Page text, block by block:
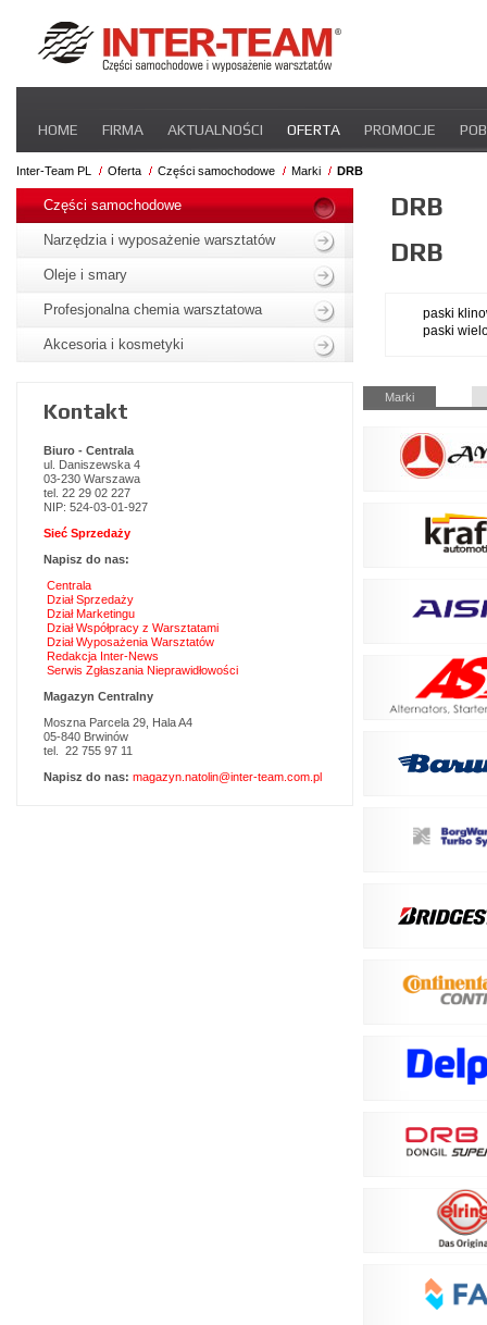
nawigacje
HOME FIRMA AKTUALNOŚCI OFERTA PROMOCJE
STREFA DLA PRZEWOŹNIKA CERTYFIKATY
Inter-Team PL Oferta Części samochodowe Marki DRB
DRB
DRB
paski
paski
Pomiń
nawigacje
Marki
Pomiń
nawigacje
Części samochodowe
Narzędzia i wyposażenie warsztatów
Oleje i smary
Profesjonalna chemia warsztatowa
Akcesoria i kosmetyki
Kontakt
Biuro - Centrala
ul. Daniszewska 4
03-230 Warszawa
tel. 22 29 02 227
NIP: 524-03-01-927
Sieć Sprzedaży
Napisz do nas:
Centrala
Dział Sprzedaży
Dział Marketingu
Dział Współpracy z Warsztatami
Dział Wyposażenia Warsztatów
Redakcja Inter-News
Serwis Zgłaszania Nieprawidłowości
Magazyn Centralny
Moszna Parcela 29, Hala A4
05-840 Brwinów
tel. 22 755 97 11
Napisz do nas: magazyn.natolin@inter-team.com.pl